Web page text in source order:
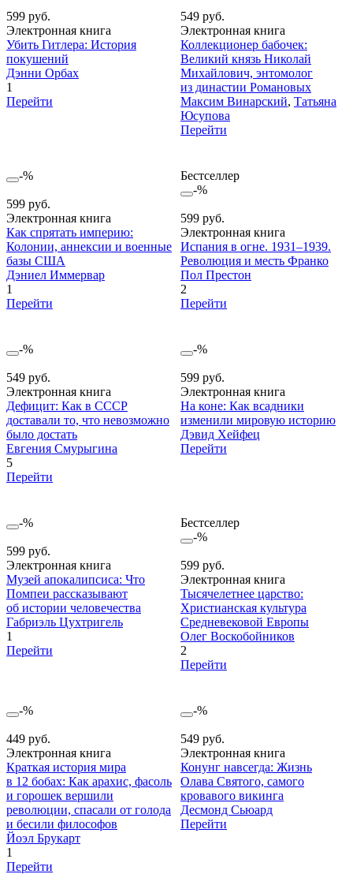
599 руб.
Электронная книга
Убить Гитлера: История
покушений
Дэнни Орбах
1
Перейти
549 руб.
Электронная книга
Коллекционер бабочек:
Великий князь Николай
Михайлович, энтомолог
из династии Романовых
Максим Винарский, Татьяна
Юсупова
Перейти
-%
599 руб.
Электронная книга
Как спрятать империю:
Колонии, аннексии и военные
базы США
Дэниел Иммервар
1
Перейти
Бестселлер
-%
599 руб.
Электронная книга
Испания в огне. 1931–1939.
Революция и месть Франко
Пол Престон
2
Перейти
-%
549 руб.
Электронная книга
Дефицит: Как в СССР
доставали то, что невозможно
было достать
Евгения Смурыгина
5
Перейти
-%
599 руб.
Электронная книга
На коне: Как всадники
изменили мировую историю
Дэвид Хейфец
Перейти
-%
599 руб.
Электронная книга
Музей апокалипсиса: Что
Помпеи рассказывают
об истории человечества
Габриэль Цухтригель
1
Перейти
Бестселлер
-%
599 руб.
Электронная книга
Тысячелетнее царство:
Христианская культура
Средневековой Европы
Олег Воскобойников
2
Перейти
-%
449 руб.
Электронная книга
Краткая история мира
в 12 бобах: Как арахис, фасоль
и горошек вершили
революции, спасали от голода
и бесили философов
Йоэл Брукарт
1
Перейти
-%
549 руб.
Электронная книга
Конунг навсегда: Жизнь
Олава Святого, самого
кровавого викинга
Десмонд Сьюард
Перейти